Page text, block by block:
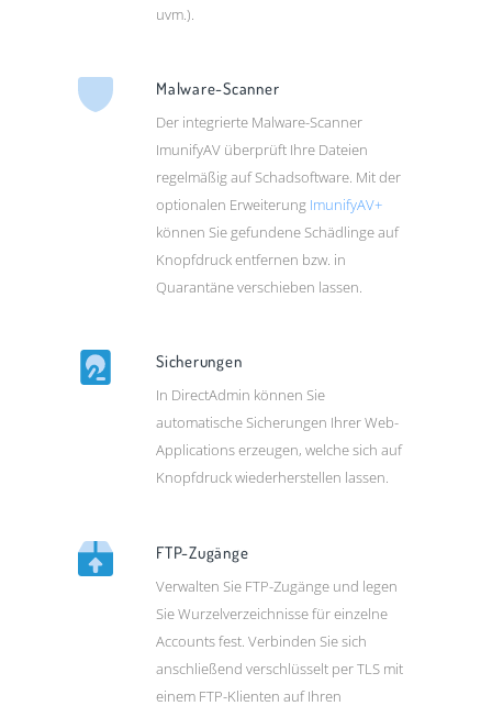
uvm.).
Malware-Scanner
Der integrierte Malware-Scanner
ImunifyAV überprüft Ihre Dateien
regelmäßig auf Schadsoftware. Mit der
optionalen Erweiterung ImunifyAV+
können Sie gefundene Schädlinge auf
Knopfdruck entfernen bzw. in
Quarantäne verschieben lassen.
Sicherungen
In DirectAdmin können Sie
automatische Sicherungen Ihrer Web-
Applications erzeugen, welche sich auf
Knopfdruck wiederherstellen lassen.
FTP-Zugänge
Verwalten Sie FTP-Zugänge und legen
Sie Wurzelverzeichnisse für einzelne
Accounts fest. Verbinden Sie sich
anschließend verschlüsselt per TLS mit
einem FTP-Klienten auf Ihren